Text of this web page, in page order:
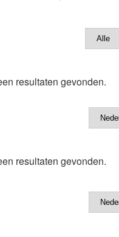
resultaten gevonden.
resultaten gevonden.